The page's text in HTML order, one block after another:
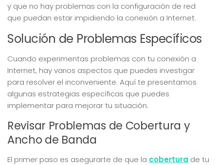
y que no hay problemas con la configuración de red
que puedan estar impidiendo la conexión a Internet.
Solución de Problemas Específicos
Cuando experimentas problemas con tu conexión a
Internet, hay varios aspectos que puedes investigar
para resolver el inconveniente. Aquí te presentamos
algunas estrategias específicas que puedes
implementar para mejorar tu situación.
Revisar Problemas de Cobertura y
Ancho de Banda
El primer paso es asegurarte de que la cobertura de tu